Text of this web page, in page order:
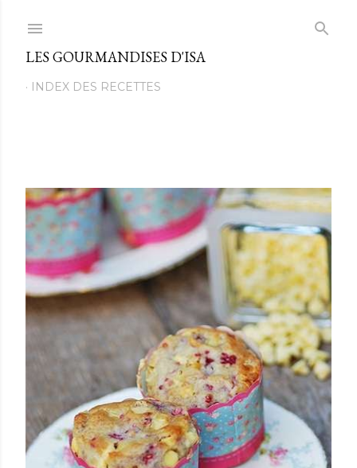
LES GOURMANDISES D'ISA
INDEX DES RECETTES
M
e
s
s
a